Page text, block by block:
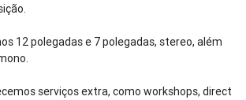
12 polegadas e 7 polegadas, stereo, além
serviços extra, como workshops, direct